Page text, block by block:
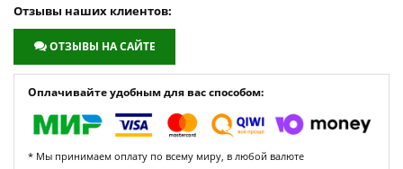
Отзывы наших клиентов:
ОТЗЫВЫ НА САЙТЕ
Оплачивайте удобным для вас способом:
* Мы принимаем оплату по всему миру, в любой валюте